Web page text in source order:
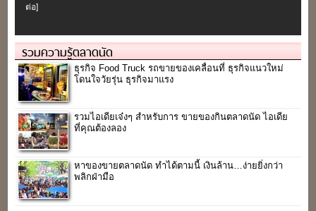
ต่อ]
รวมความรู้ตลาดนัด
ธุรกิจ Food Truck รถขายของเคลื่อนที่ ธุรกิจแนวใหม่
โดนใจวัยรุ่น ธุรกิจมาแรง
รวมไอเดียเจ๋งๆ สำหรับการ ขายของกินตลาดนัด ไอเดีย
ที่คุณต้องลอง
หาของขายตลาดนัด ทำได้ตามนี้ เงินล้าน…ง่ายยิ่งกว่า
พลิกฝ่ามือ